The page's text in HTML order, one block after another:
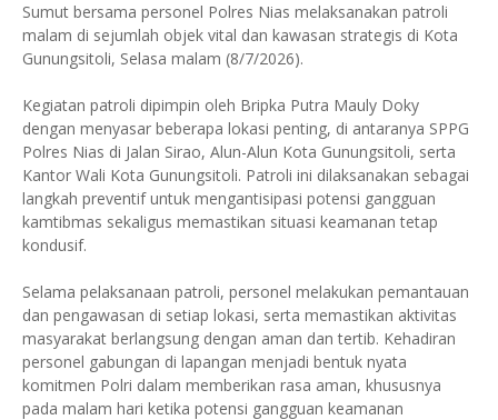
Sumut bersama personel Polres Nias melaksanakan patroli
malam di sejumlah objek vital dan kawasan strategis di Kota
Gunungsitoli, Selasa malam (8/7/2026).
Kegiatan patroli dipimpin oleh Bripka Putra Mauly Doky
dengan menyasar beberapa lokasi penting, di antaranya SPPG
Polres Nias di Jalan Sirao, Alun-Alun Kota Gunungsitoli, serta
Kantor Wali Kota Gunungsitoli. Patroli ini dilaksanakan sebagai
langkah preventif untuk mengantisipasi potensi gangguan
kamtibmas sekaligus memastikan situasi keamanan tetap
kondusif.
Selama pelaksanaan patroli, personel melakukan pemantauan
dan pengawasan di setiap lokasi, serta memastikan aktivitas
masyarakat berlangsung dengan aman dan tertib. Kehadiran
personel gabungan di lapangan menjadi bentuk nyata
komitmen Polri dalam memberikan rasa aman, khususnya
pada malam hari ketika potensi gangguan keamanan